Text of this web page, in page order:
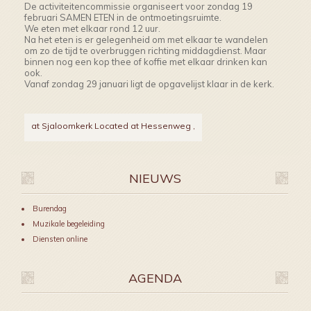
De activiteitencommissie organiseert voor zondag 19
februari SAMEN ETEN in de ontmoetingsruimte.
We eten met elkaar rond 12 uur.
Na het eten is er gelegenheid om met elkaar te wandelen
om zo de tijd te overbruggen richting middagdienst. Maar
binnen nog een kop thee of koffie met elkaar drinken kan
ook.
Vanaf zondag 29 januari ligt de opgavelijst klaar in de kerk.
at Sjaloomkerk Located at Hessenweg ,
NIEUWS
Burendag
Muzikale begeleiding
Diensten online
AGENDA